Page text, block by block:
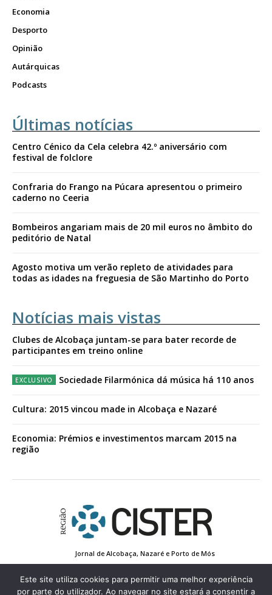
Economia
Desporto
Opinião
Autárquicas
Podcasts
Últimas notícias
Centro Cénico da Cela celebra 42.º aniversário com
festival de folclore
Confraria do Frango na Púcara apresentou o primeiro
caderno no Ceeria
Bombeiros angariam mais de 20 mil euros no âmbito do
peditório de Natal
Agosto motiva um verão repleto de atividades para
todas as idades na freguesia de São Martinho do Porto
Notícias mais vistas
Clubes de Alcobaça juntam-se para bater recorde de
participantes em treino online
Sociedade Filarmónica dá música há 110 anos
Cultura: 2015 vincou made in Alcobaça e Nazaré
Economia: Prémios e investimentos marcam 2015 na
região
Jornal de Alcobaça, Nazaré e Porto de Mós
Conta de Registo
Edição Impressa
Este site utiliza cookies para permitir uma melhor experiência
por parte do utilizador. Ao navegar no site estará a consentir a